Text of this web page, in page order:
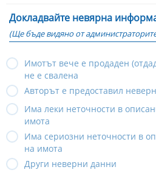
Докладвайте невярна
(Ще бъде видяно от
Имотът вече е продаден
не е свалена
Авторът е предоставил
Има леки неточности в
имота
Има сериозни неточности в
на имота
Други неверни данни